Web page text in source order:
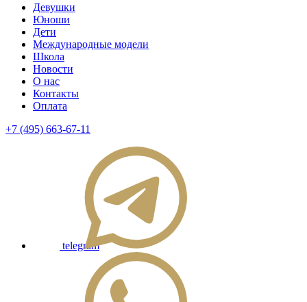
Девушки
Юноши
Дети
Международные модели
Школа
Новости
О нас
Контакты
Оплата
+7 (495) 663-67-11
telegram